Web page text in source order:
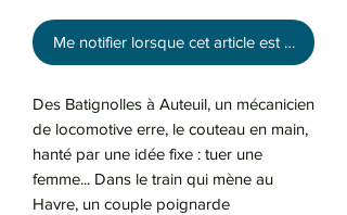
Me notifier lorsque cet article est disponible
Des Batignolles à Auteuil, un mécanicien
de locomotive erre, le couteau en main,
hanté par une idée fixe : tuer une
femme... Dans le train qui mène au
Havre, un couple poignarde